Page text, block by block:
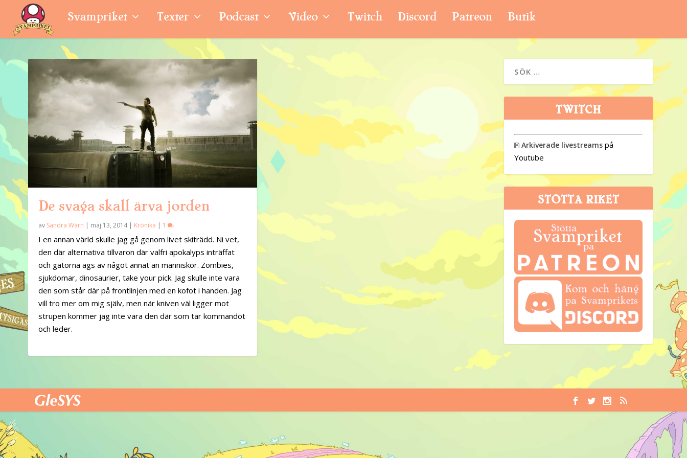
Svampriket Texter Podcast Video Twitch Discord Patreon Butik
De svaga skall ärva jorden
av Sandra Wärn | maj 13, 2014| Krönika | 1
I en annan värld skulle jag gå genom livet skiträdd. Ni vet,
den där alternativa tillvaron där valfri apokalyps inträffat
och gatorna ägs av något annat än människor. Zombies,
sjukdomar, dinosaurier, take your pick. Jag skulle inte vara
den som står där på frontlinjen med en kofot i handen. Jag
vill tro mer om mig själv, men när kniven väl ligger mot
strupen kommer jag inte vara den där som tar kommandot
och leder.
TWITCH
 Arkiverade livestreams på
Youtube
STÖTTA RIKET